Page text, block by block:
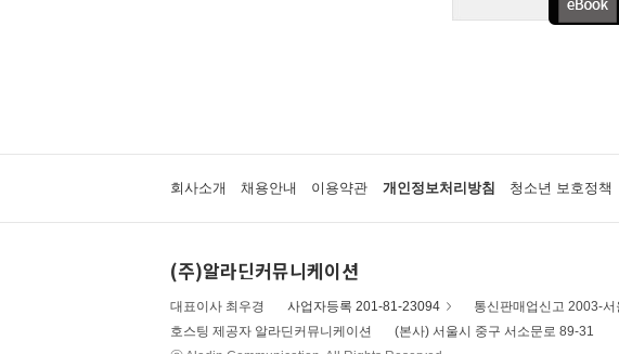
회사소개 채용안내 이용약관 개인정보처리방침 청소년 보호정책
(주)알라딘커뮤니케이션
대표이사 최우경 사업자등록 201-81-23094 통신판매업신고 2003-
호스팅 제공자 알라딘커뮤니케이션
(본사) 서울시 중구 서소문로 89-31